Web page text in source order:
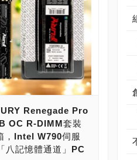
Renegade Pro
OC R-DIMM套裝
，Intel W790伺服
八記憶體通道」PC